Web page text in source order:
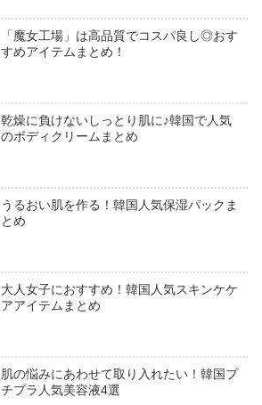
「魔女工場」は高品質でコスパ良し◎おす
すめアイテムまとめ！
乾燥に負けないしっとり肌に♪韓国で人気
のボディクリームまとめ
うるおい肌を作る！韓国人気保湿パックま
とめ
大人女子におすすめ！韓国人気スキンケケ
アアイテムまとめ
肌の悩みにあわせて取り入れたい！韓国プ
チプラ人気美容液4選